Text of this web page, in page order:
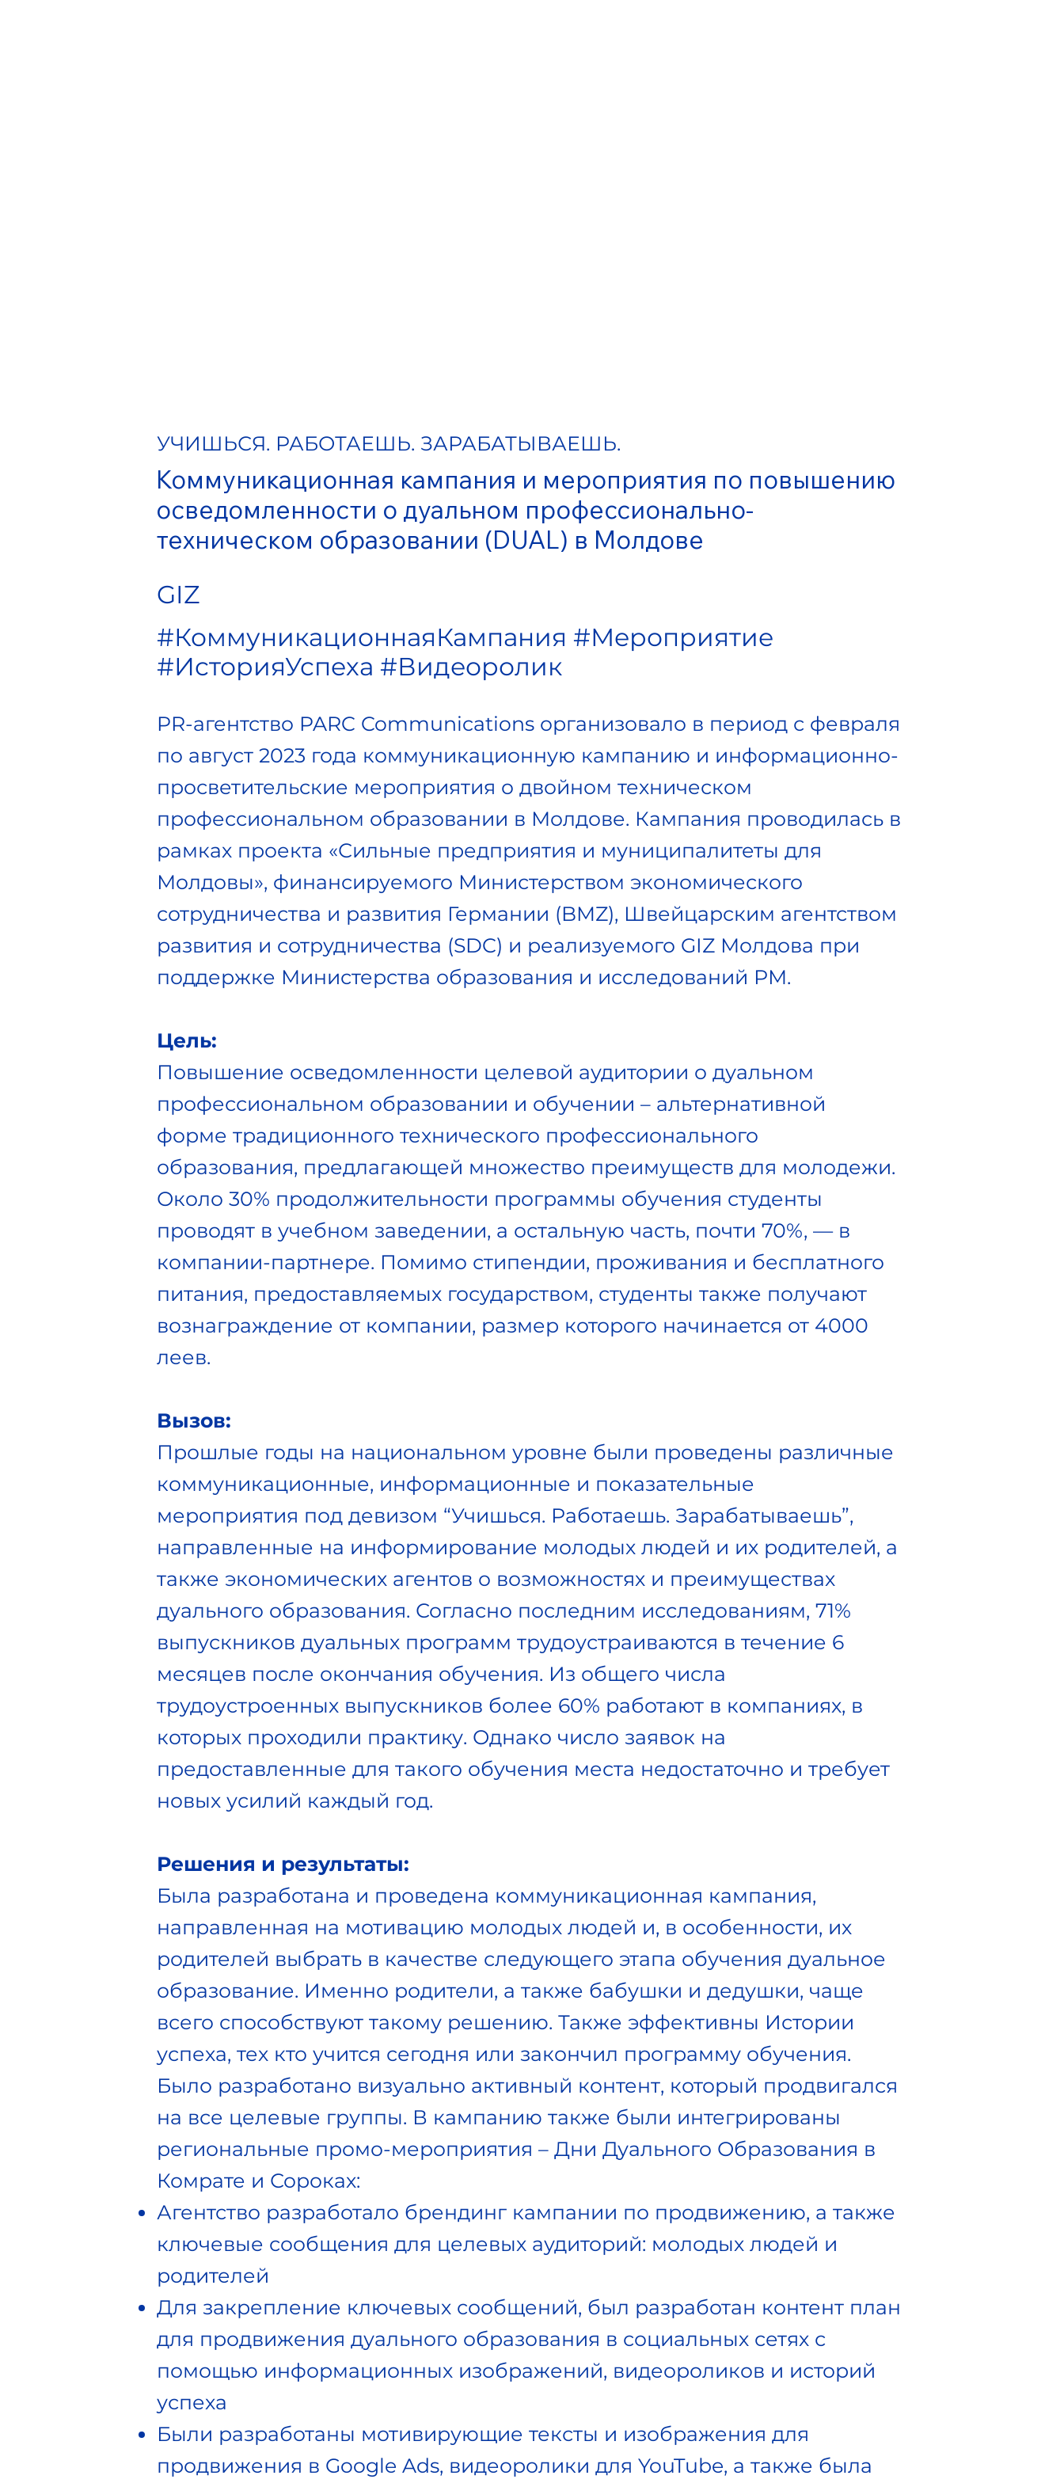
УЧИШЬСЯ. РАБОТАЕШЬ. ЗАРАБАТЫВАЕШЬ.
Коммуникационная кампания и мероприятия по повышению
осведомленности о дуальном профессионально-
техническом образовании (DUAL) в Молдове
GIZ
#КоммуникационнаяКампания #Мероприятие
#ИсторияУспеха #Видеоролик
PR-агентство PARC Communications организовало в период с февраля
по август 2023 года коммуникационную кампанию и информационно-
просветительские мероприятия о двойном техническом
профессиональном образовании в Молдове. Кампания проводилась в
рамках проекта «Сильные предприятия и муниципалитеты для
Молдовы», финансируемого Министерством экономического
сотрудничества и развития Германии (BMZ), Швейцарским агентством
развития и сотрудничества (SDC) и реализуемого GIZ Молдова при
поддержке Министерства образования и исследований РМ.
Цель:
Повышение осведомленности целевой аудитории о дуальном
профессиональном образовании и обучении – альтернативной
форме традиционного технического профессионального
образования, предлагающей множество преимуществ для молодежи.
Около 30% продолжительности программы обучения студенты
проводят в учебном заведении, а остальную часть, почти 70%, — в
компании-партнере. Помимо стипендии, проживания и бесплатного
питания, предоставляемых государством, студенты также получают
вознаграждение от компании, размер которого начинается от 4000
леев.
Вызов:
Прошлые годы на национальном уровне были проведены различные
коммуникационные, информационные и показательные
мероприятия под девизом “Учишься. Работаешь. Зарабатываешь”,
направленные на информирование молодых людей и их родителей, а
также экономических агентов о возможностях и преимуществах
дуального образования. Согласно последним исследованиям, 71%
выпускников дуальных программ трудоустраиваются в течение 6
месяцев после окончания обучения. Из общего числа
трудоустроенных выпускников более 60% работают в компаниях, в
которых проходили практику. Однако число заявок на
предоставленные для такого обучения места недостаточно и требует
новых усилий каждый год.
Решения и результаты:
Была разработана и проведена коммуникационная кампания,
направленная на мотивацию молодых людей и, в особенности, их
родителей выбрать в качестве следующего этапа обучения дуальное
образование. Именно родители, а также бабушки и дедушки, чаще
всего способствуют такому решению. Также эффективны Истории
успеха, тех кто учится сегодня или закончил программу обучения.
Было разработано визуально активный контент, который продвигался
на все целевые группы. В кампанию также были интегрированы
региональные промо-мероприятия – Дни Дуального Образования в
Комрате и Сороках:
Агентство разработало брендинг кампании по продвижению, а также
ключевые сообщения для целевых аудиторий: молодых людей и
родителей
Для закрепление ключевых сообщений, был разработан контент план
для продвижения дуального образования в социальных сетях с
помощью информационных изображений, видеороликов и историй
успеха
Были разработаны мотивирующие тексты и изображения для
продвижения в Google Ads, видеоролики для YouTube, а также была